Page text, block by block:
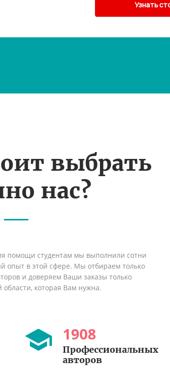
выбрать
нас?
помощи студентам мы выполнили сотни
опыт в этой сфере. Мы отбираем только
и доверяем Ваши заказы только
которая Вам нужна.
1908
Профессиональных
авторов